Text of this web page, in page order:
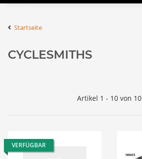
Startseite
CYCLESMITHS
Artikel 1 - 10 von 10
VERFÜGBAR